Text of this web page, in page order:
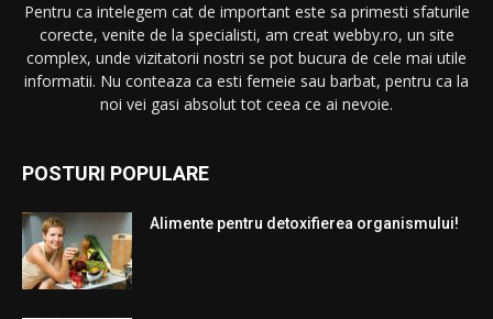
Pentru ca intelegem cat de important este sa primesti sfaturile
corecte, venite de la specialisti, am creat webby.ro, un site
complex, unde vizitatorii nostri se pot bucura de cele mai utile
informatii. Nu conteaza ca esti femeie sau barbat, pentru ca la
noi vei gasi absolut tot ceea ce ai nevoie.
POSTURI POPULARE
Alimente pentru detoxifierea organismului!